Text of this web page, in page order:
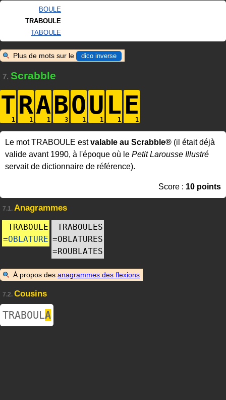
BOULE
TRABOULE
TABOULE
Plus de mots sur le dico inverse
7. Scrabble
TRABOU LE
Le mot TRABOULE estvalable au Scrabble® (il était déjà
valide avant 1990, à l'époque où le Petit Larousse Illustré
servait de dictionnaire de référence).
Score : 10 points
7.1. Anagrammes
TRABOULE
=OBLATURE
TRABOULES
=OBLATURES
=ROUBLATES
À propos des anagrammes des flexions
7.2. Cousins
TRABOULA